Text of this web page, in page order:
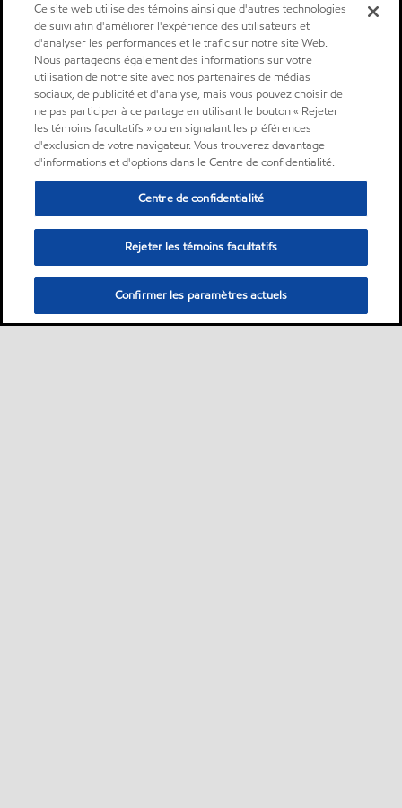
Ce site web utilise des témoins ainsi que d'autres technologies
de suivi afin d'améliorer l'expérience des utilisateurs et
d'analyser les performances et le trafic sur notre site Web.
Nous partageons également des informations sur votre
utilisation de notre site avec nos partenaires de médias
sociaux, de publicité et d'analyse, mais vous pouvez choisir de
ne pas participer à ce partage en utilisant le bouton « Rejeter
les témoins facultatifs » ou en signalant les préférences
d'exclusion de votre navigateur. Vous trouverez davantage
d'informations et d'options dans le Centre de confidentialité.
Centre de confidentialité
Rejeter les témoins facultatifs
Confirmer les paramètres actuels